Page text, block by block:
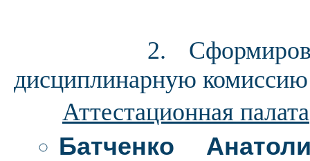
2. Сформировать
дисциплинарную
Аттестационная палата
Батченко